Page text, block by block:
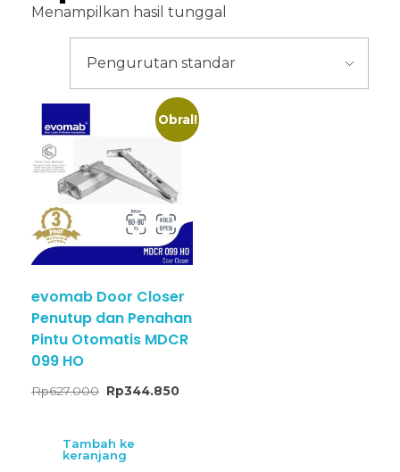
Menampilkan hasil tunggal
Obral!
evomab Door Closer
Penutup dan Penahan
Pintu Otomatis MDCR
099 HO
Rp627.000 Rp344.850
Tambah ke
keranjang